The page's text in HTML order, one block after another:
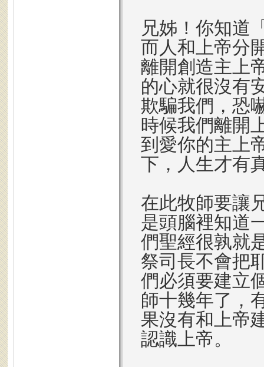
兄姊！你知道
而人和上帝分
離開創造主上
的心就很沒有
欺騙我們，恐
時候我們離開
到愛你的主上
下，人生才有
在此牧師要讓
是頭腦裡知道
們聖經很孰就
祭司長不會把
們必須要建立
師十幾年了，
果沒有和上帝
認識上帝。